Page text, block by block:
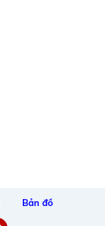
Bản đồ